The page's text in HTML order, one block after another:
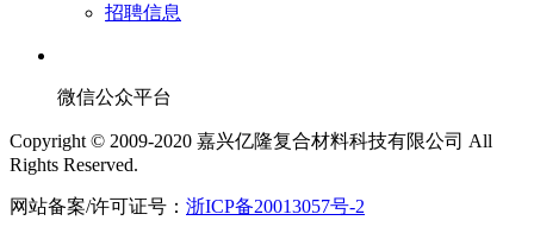
招聘信息
微信公众平台
Copyright © 2009-2020 嘉兴亿隆复合材料科技有限公司 All
Rights Reserved.
网站备案/许可证号： 浙ICP备20013057号-2